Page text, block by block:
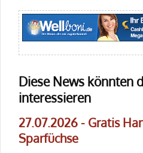
Diese News könnten
interessieren
27.07.2026 - Gratis
Sparfüchse